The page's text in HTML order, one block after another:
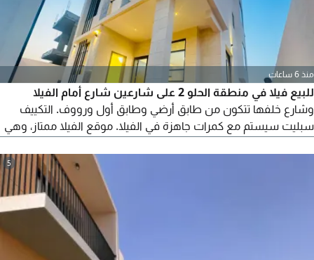
منذ 6 ساعات
للبيع فيلا في منطقة الحلو 2 على شارعين شارع أمام الفيلا
وشارع خلفها تتكون من طابق أرضي وطابق أول ورووف. التكييف
سبليت سيستم مع كمرات جاهزة في الفيلا. موقع الفيلا ممتاز، وهي
البناء 3850 قدما، غير شاملة رسوم التسجيل. الفيلا مكونة من 5 غرف
نوم ماستر، مجلس كبير، صالة كبيرة في الطابق الأرضي، اضافة الى
مطبخ تحضيري في الطابق الأول ومطبخ رئيسي متكامل في
5